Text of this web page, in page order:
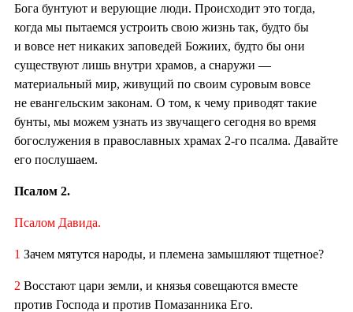
Бога бунтуют и верующие люди. Происходит это тогда,
когда мы пытаемся устроить свою жизнь так, будто бы
и вовсе нет никаких заповедей Божиих, будто бы они
существуют лишь внутри храмов, а снаружи —
материальный мир, живущий по своим суровым вовсе
не евангельским законам. О том, к чему приводят такие
бунты, мы можем узнать из звучащего сегодня во время
богослужения в православных храмах 2-го псалма. Давайте
его послушаем.
Псалом 2.
Псалом Давида.
1 Зачем мятутся народы, и племена замышляют тщетное?
2 Восстают цари земли, и князья совещаются вместе
против Господа и против Помазанника Его.